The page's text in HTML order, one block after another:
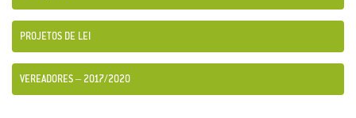
PROJETOS DE LEI
VEREADORES – 2017/2020